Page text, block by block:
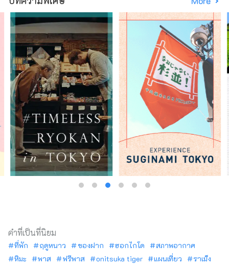
คำที่เป็นที่นิยม
ที่พัก ฤดูหนาว ของฝาก ฮอกไกโด
สภาพอากาศ
หิมะ
พาส ฟรีพาส onitsuka tiger แผนเที่ยว
ราเม็ง